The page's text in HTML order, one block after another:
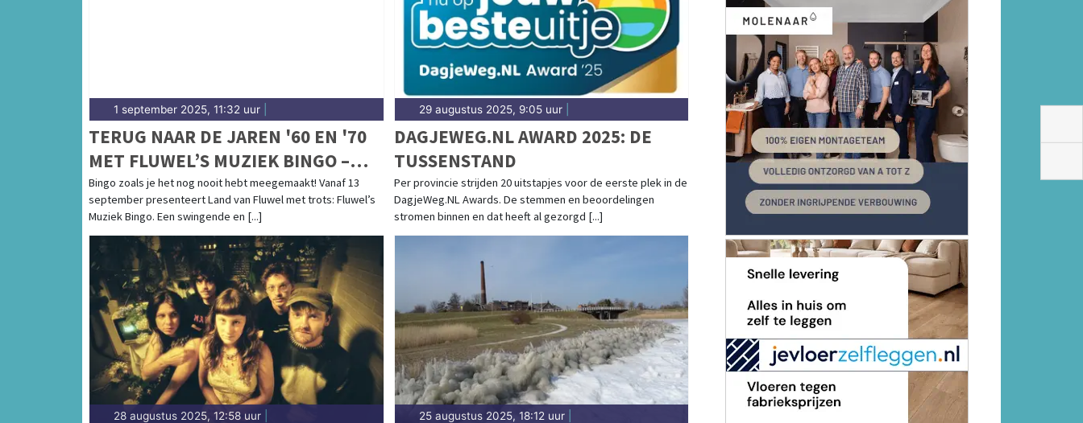
1 september 2025, 11:32 uur
TERUG NAAR DE JAREN '60 EN '70
MET FLUWEL’S MUZIEK BINGO –
EEN NOSTALGISCH FEESTJE IN
OMA’S HUISKAMER!
Bingo zoals je het nog nooit hebt meegemaakt! Vanaf 13
september presenteert Land van Fluwel met trots: Fluwel’s
Muziek Bingo. Een swingende en [...]
29 augustus 2025, 9:05 uur|
DAGJEWEG.NL AWARD 2025: DE
TUSSENSTAND
Per provincie strijden 20 uitstapjes voor de eerste plek in de
DagjeWeg.NL Awards. De stemmen en beoordelingen
stromen binnen en dat heeft al gezorgd [...]
28 augustus 2025, 12:58 uur 25 augustus 2025, 18:12 uur|